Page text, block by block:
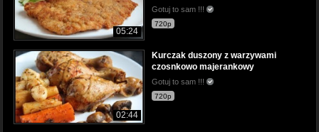
05:24
Gotuj to sam !!!
720p
02:44
Kurczak duszony z warzywami
czosnkowo majerankowy
Gotuj to sam !!!
720p